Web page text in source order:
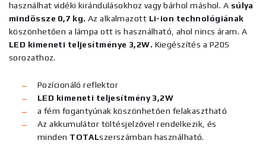
használhat vidéki kirándulásokhoz vagy bárhol máshol. A súlya
mindössze 0,7 kg. Az alkalmazott Li-ion technológiának
köszönhetően a lámpa ott is használható, ahol nincs áram. A
LED kimeneti teljesítménye 3,2W. Kiegészítés a P20S
sorozathoz.
Pozícionáló reflektor
LED kimeneti teljesítmény 3,2W
a fém fogantyúnak köszönhetően felakasztható
Az akkumulátor töltésjelzővel rendelkezik, és
minden TOTALszerszámban használható.